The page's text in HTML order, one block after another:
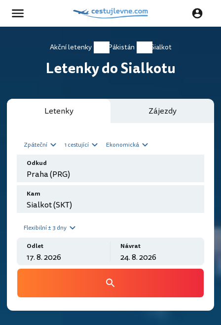
Akční letenky Pákistán Sialkot
Letenky do Sialkotu
Letenky Zájezdy
Zpáteční 1 cestující Ekonomická
Odkud
Kam
Flexibilní ± 3 dny
Odlet Návrat